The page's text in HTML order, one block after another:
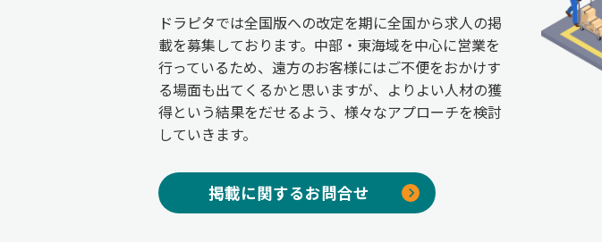
ドラピタでは全国版への改定を期に全国から求人の掲
載を募集しております。中部・東海域を中心に営業を
行っているため、遠方のお客様にはご不便をおかけす
る場面も出てくるかと思いますが、よりよい人材の獲
得という結果をだせるよう、様々なアプローチを検討
していきます。
掲載に関するお問合せ